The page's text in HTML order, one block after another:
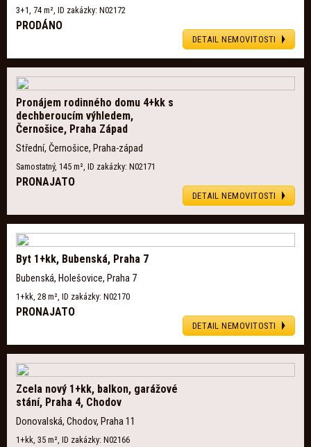
3+1, 74 m², ID zakázky: N02172
PRODÁNO
DETAIL NEMOVITOSTI
Pronájem rodinného domu 4+kk s
dechberoucím výhledem,
Černošice, Praha Západ
Střední, Černošice, Praha-západ
Samostatný, 145 m², ID zakázky: N02171
PRONAJATO
DETAIL NEMOVITOSTI
Byt 1+kk, Bubenská, Praha 7
Bubenská, Holešovice, Praha 7
1+kk, 28 m², ID zakázky: N02170
PRONAJATO
DETAIL NEMOVITOSTI
Zcela nový 1+kk, balkon, garážové
stání, Praha 4, Chodov
Donovalská, Chodov, Praha 11
1+kk, 35 m², ID zakázky: N02166